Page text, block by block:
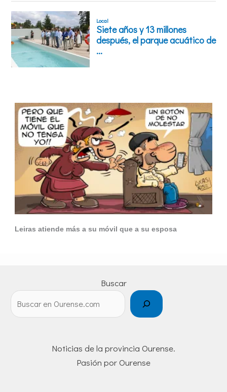
Leiras atiende más a su móvil que a su esposa
Buscar
Noticias de la provincia Ourense.
Pasión por Ourense